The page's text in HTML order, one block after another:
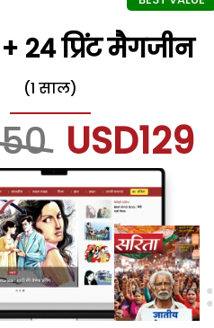
24 प्रिंट मैगजीन
(1 साल)
USD129